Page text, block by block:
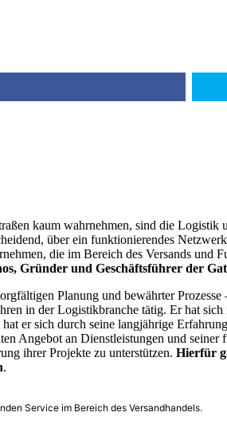
kaum wahrnehmen, sind die
über ein funktionierendes
die im Bereich des Versands
Gründer und Geschäftsführer der
Planung und bewährter
in der Logistikbranche tätig. Er hat
er sich durch seine langjährige
Angebot an Dienstleistungen und
ihrer Projekte zu unterstützen. Hierfür
.
Service im Bereich des Versandhandels.